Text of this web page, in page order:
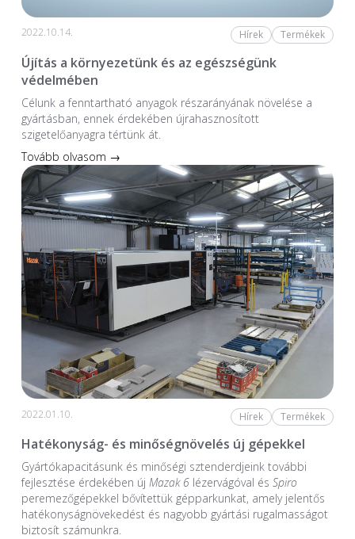
2022.10.14. Hírek Termékek
Újítás a környezetünk és az egészségünk
védelmében
Célunk a fenntartható anyagok részarányának növelése a
gyártásban, ennek érdekében újrahasznosított
szigetelőanyagra tértünk át.
Tovább olvasom →
2022.01.10. Hírek Termékek
Hatékonyság- és minőségnövelés új gépekkel
Gyártókapacitásunk és minőségi sztenderdjeink további
fejlesztése érdekében új Mazak 6lézervágóval és Spiro
peremezőgépekkel bővítettük gépparkunkat, amely jelentős
hatékonyságnövekedést és nagyobb gyártási rugalmasságot
biztosít számunkra.